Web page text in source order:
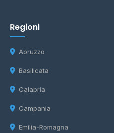
Regioni
Abruzzo
Basilicata
Calabria
Campania
Emilia-Romagna